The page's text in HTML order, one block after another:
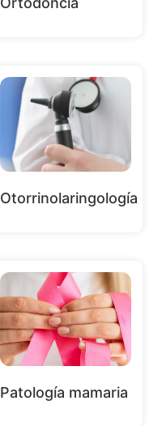
Otorrinolaringología
Patología mamaria